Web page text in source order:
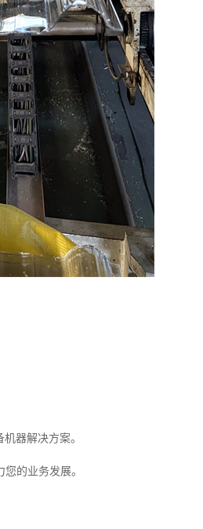
器解决方案。
的业务发展。